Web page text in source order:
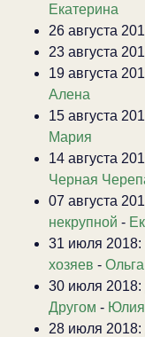
Екатерина
26 августа
23 августа
19 августа
Алена
15 августа
Мария
14 августа
Черная
07 августа
некрупной -
31 июля 2018:
хозяев - Ольга
30 июля 2018:
Другом - Юлия
28 июля 2018: